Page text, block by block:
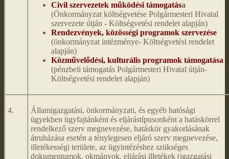
Civil szervezetek működési támogatása
(Önkormányzat költségvetése Polgármesteri Hivatal
szervezete útján - Költségvetési rendelet alapján)
Rendezvények, közösségi programok szervezése
(önkormányzat intézménye- Költségvetési rendelet
alapján)
Közművelődési, kulturális programok támogatása
(pénzbeli támogatás Polgármesteri Hivatal útján-
Költségvetési rendelet alapján)
4.
Államigazgatási, önkormányzati, és egyéb hatósági
ügyekben ügyfajtánként és eljárástípusonként a hatáskörrel
rendelkező szerv megnevezése, hatáskör gyakorlásának
átruházása esetén a ténylegesen eljáró szerv megnevezése,
illetékességi területe, az ügyintézéshez szükséges
dokumentumok, okmányok, eljárási illetékek (igazgatási